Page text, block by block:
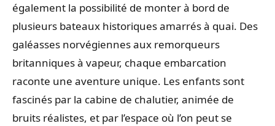
également la possibilité de monter à bord de
plusieurs bateaux historiques amarrés à quai. Des
galéasses norvégiennes aux remorqueurs
britanniques à vapeur, chaque embarcation
raconte une aventure unique. Les enfants sont
fascinés par la cabine de chalutier, animée de
bruits réalistes, et par l’espace où l’on peut se